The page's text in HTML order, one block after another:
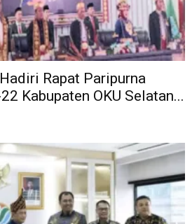
Rapat Paripurna
Kabupaten OKU Selatan...